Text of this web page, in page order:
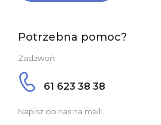
Potrzebna pomoc?
Zadzwoń:
61 623 38 38
Napisz do nas na mail: